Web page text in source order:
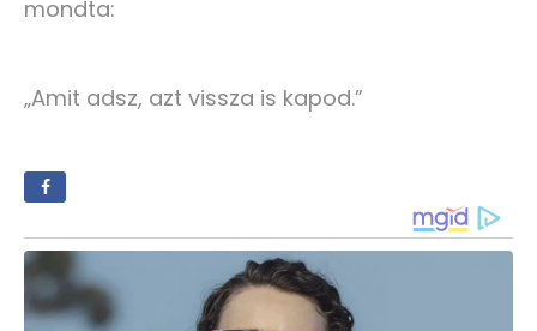
mondta:
„Amit adsz, azt vissza is kapod.”